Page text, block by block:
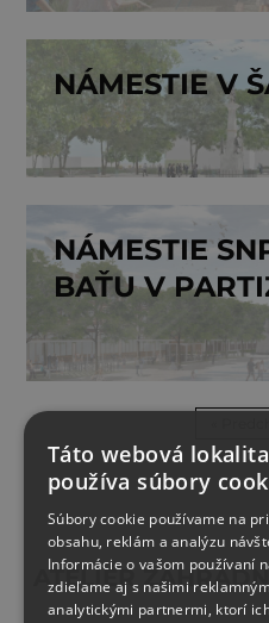
NÁMESTIE V
NÁMESTIE
BAŤU V
ATELIÉR
Táto webová lokalita
používa súbory
Súbory cookie používame na
obsahu, reklám a analýzu
Informácie o vašom používaní
zdieľame aj s našimi
analytickými partnermi, ktorí